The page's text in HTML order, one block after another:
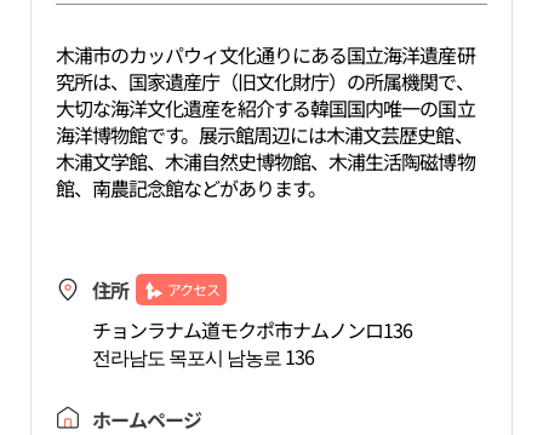
木浦市のカッパウィ文化通りにある国立海洋遺産研
究所は、国家遺産庁（旧文化財庁）の所属機関で、
大切な海洋文化遺産を紹介する韓国国内唯一の国立
海洋博物館です。展示館周辺には木浦文芸歴史館、
木浦文学館、木浦自然史博物館、木浦生活陶磁博物
館、南農記念館などがあります。
住所 アクセス
チョンラナム道モクポ市ナムノンロ136
전라남도 목포시 남농로 136
ホームページ